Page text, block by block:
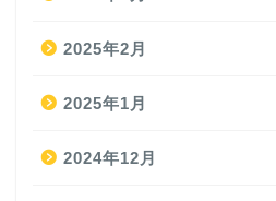
2025年2月
2025年1月
2024年12月